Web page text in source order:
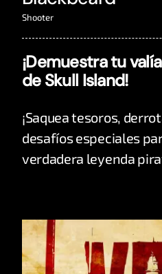
Shooter
¡Demuestra tu
de Skull Island!
¡Saquea tesoros,
desafíos especiales
verdadera leyenda